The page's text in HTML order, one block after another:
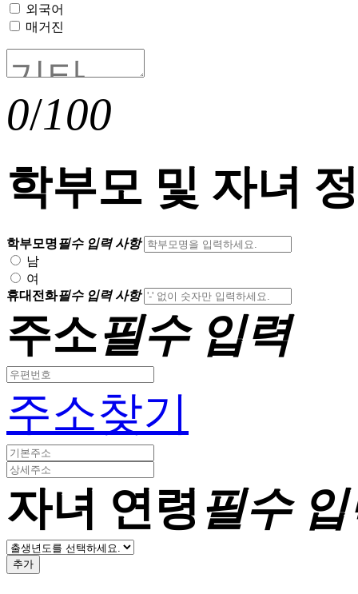
외국어
매거진
0/100
학부모 및 자녀
학부모명필수 입력 사항
남
여
휴대전화필수 입력 사항
주소필수 입력
주소찾기
자녀 연령 필수
추가